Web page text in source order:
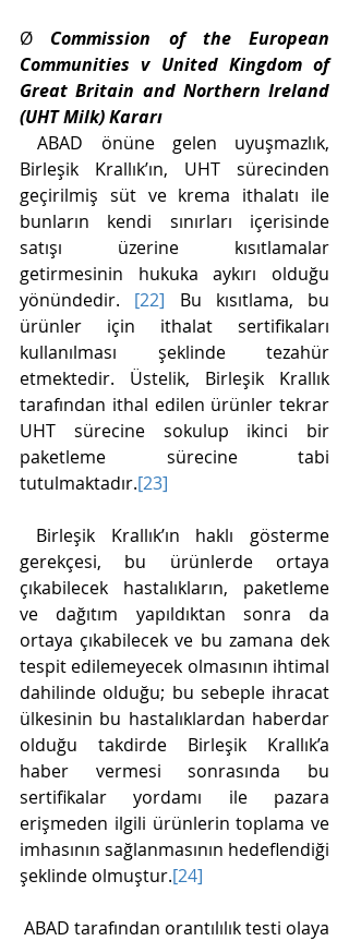
Ø Commission of the European
Communities v United Kingdom of
Great Britain and Northern Ireland
(UHT Milk) Kararı
ABAD önüne gelen uyuşmazlık,
Birleşik Krallık’ın, UHT sürecinden
geçirilmiş süt ve krema ithalatı ile
bunların kendi sınırları içerisinde
satışı üzerine kısıtlamalar
getirmesinin hukuka aykırı olduğu
yönündedir. [22] Bu kısıtlama, bu
ürünler için ithalat sertifikaları
kullanılması şeklinde tezahür
etmektedir. Üstelik, Birleşik Krallık
tarafından ithal edilen ürünler tekrar
UHT sürecine sokulup ikinci bir
paketleme sürecine tabi
tutulmaktadır.[23]
gerekçesi, bu ürünlerde ortaya
çıkabilecek hastalıkların, paketleme
ve dağıtım yapıldıktan sonra da
ortaya çıkabilecek ve bu zamana dek
tespit edilemeyecek olmasının ihtimal
dahilinde olduğu; bu sebeple ihracat
ülkesinin bu hastalıklardan haberdar
olduğu takdirde Birleşik Krallık’a
haber vermesi sonrasında bu
sertifikalar yordamı ile pazara
erişmeden ilgili ürünlerin toplama ve
imhasının sağlanmasının hedeflendiği
şeklinde olmuştur.[24]